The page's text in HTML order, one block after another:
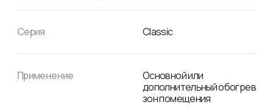
Серия Classic
Применение
Основной или
дополнительный обогрев
зон помещения